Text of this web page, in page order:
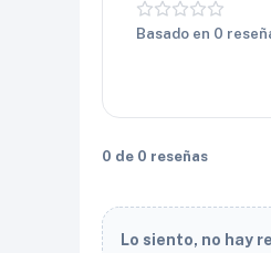
Basado en 0
0 de 0 reseñas
Lo siento, no hay